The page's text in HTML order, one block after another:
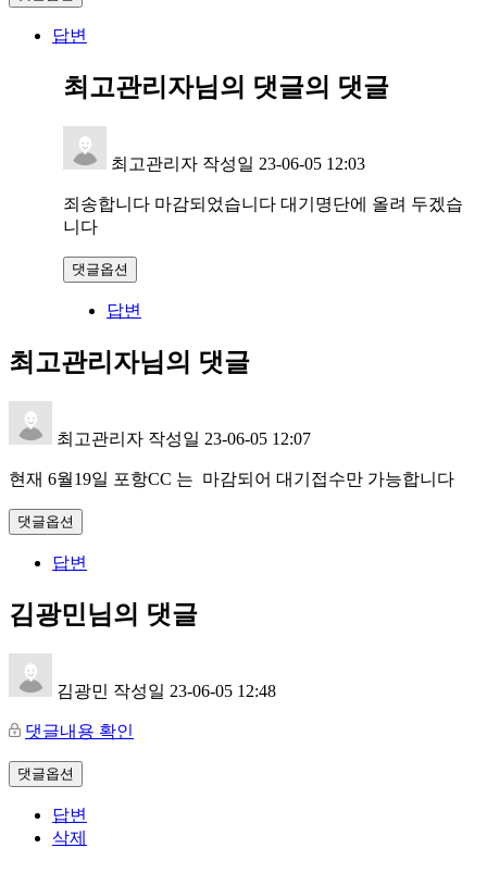
답변
최고관리자님의 댓글의 댓글
최고관리자 작성일 23-06-05 12:03
죄송합니다 마감되었습니다 대기명단에 올려 두겠습
니다
댓글옵션
답변
최고관리자님의 댓글
최고관리자 작성일 23-06-05 12:07
현재 6월19일 포항CC 는 마감되어 대기접수만 가능합니다
댓글옵션
답변
김광민님의 댓글
김광민 작성일 23-06-05 12:48
댓글내용 확인
댓글옵션
답변
삭제